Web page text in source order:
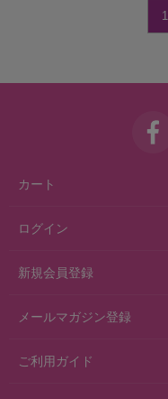
1
カート
ログイン
新規会員登録
メールマガジン登録
ご利用ガイド